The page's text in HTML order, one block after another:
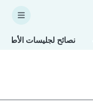
نصائح لجليسات